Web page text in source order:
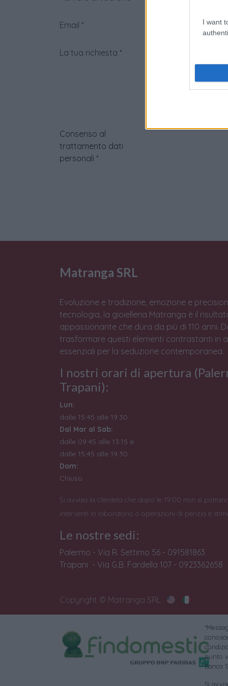
I want
Email *
La tua richiesta *
Consenso al
trattamento dati
personali *
Matranga SRL
Evoluzione e tradizione, emozione e
tecnologia, la gioielleria Matranga è il
appassionante che dura da più di 110 anni.
trasformare questi elementi contrastanti in
essenziali per la seduzione contemporanea.
I nostri orari di apertura
Trapani):
Lun:
dalle 15:45 alle 19:30
Dal Mar al Sab:
dalle 09:45 alle 13:15 e
dalle 15:45 alle 19:30
Dom:
Chiuso
Si avvisa la clientela che dopo le 19:00 non si
interventi in laboratorio o operazioni di perizia e
Le nostre sedi:
Palermo - Via R. Settimo 56 - 091581863
Trapani - Via G.B. Fardella 107 - 0923362658
Copyright © Matranga SRL
punto
Banca
Si